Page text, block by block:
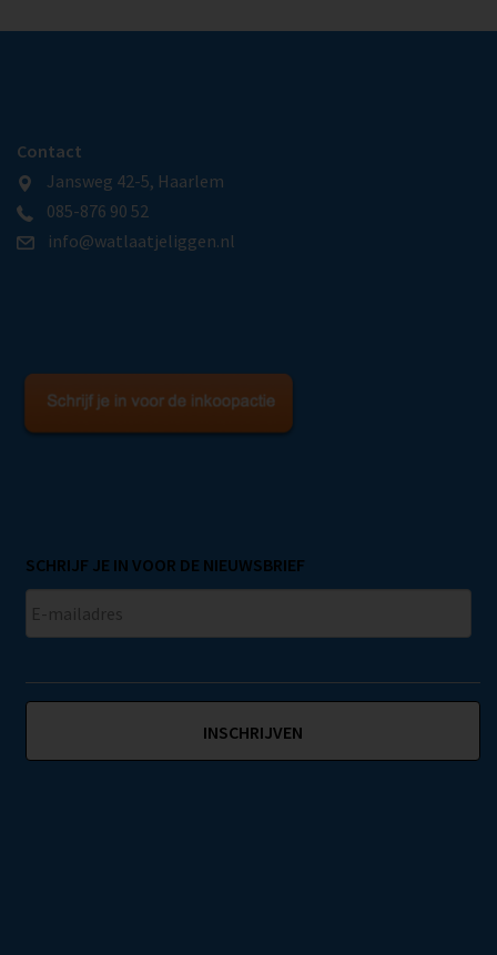
Contact
Jansweg 42-5, Haarlem
085-876 90 52
info@watlaatjeliggen.nl
SCHRIJF JE IN VOOR DE NIEUWSBRIEF